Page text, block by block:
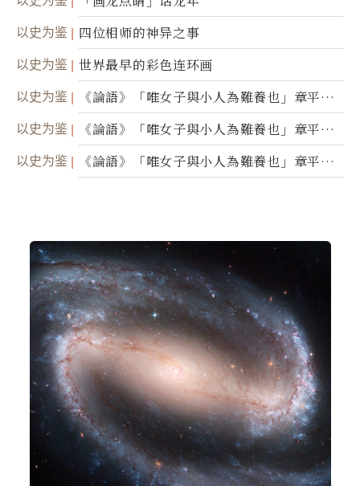
以史为鉴 四位相师的神异之事
以史为鉴 世界最早的彩色连环画
以史为鉴
《論語》「唯女子與小人為難養也」章平議
（三）
以史为鉴
《論語》「唯女子與小人為難養也」章平議
（二）
以史为鉴
《論語》「唯女子與小人為難養也」章平議
（一）